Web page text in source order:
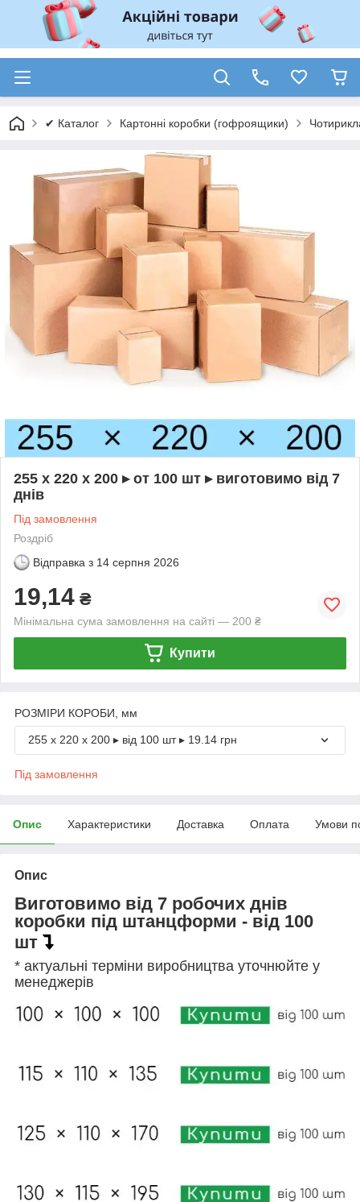
✔ Каталог Картонні коробки (гофроящики)
255 х 220 х 200 ▸ от 100 шт ▸ виготовимо від 7
днів
Під замовлення
Роздріб
Відправка з 14 серпня 2026
19,14 ₴
Мінімальна сума замовлення на сайті — 200 ₴
Купити
РОЗМІРИ КОРОБИ, мм
255 х 220 х 200 ▸ від 100 шт ▸ 19.14 грн
Під замовлення
Опис Характеристики Доставка Оплата Умови
Опис
Виготовимо від 7 робочих днів
коробки під штанцформи - від 100
шт
* актуальні терміни виробництва уточнюйте у
менеджерів